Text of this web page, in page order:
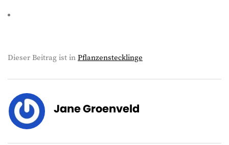
Dieser Beitrag ist inPflanzenstecklinge
Jane Groenveld